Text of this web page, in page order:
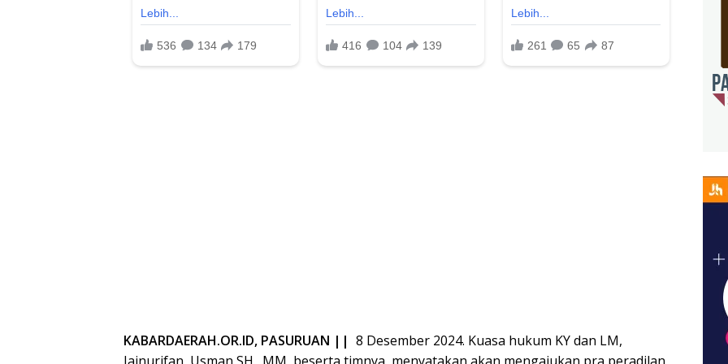
KABARDAERAH.OR.ID, PASURUAN || 8 Desember 2024. Kuasa hukum KY dan LM,